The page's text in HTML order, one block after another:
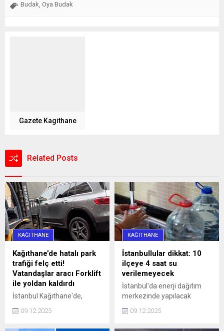
Budak, Oya Budak
Gazete Kagithane
Related Posts
KAĞITHANE
Kağıthane’de hatalı park
trafiği felç etti!
Vatandaşlar aracı Forklift
ile yoldan kaldırdı
İstanbul Kağıthane'de,
saat 16.00 sularında 34 SS
09.12.2025
KAĞITHANE
İstanbullular dikkat: 10
ilçeye 4 saat su
verilemeyecek
İstanbul'da enerji dağıtım
merkezinde yapılacak
10 ilçeye 4 saat su
09.12.2025